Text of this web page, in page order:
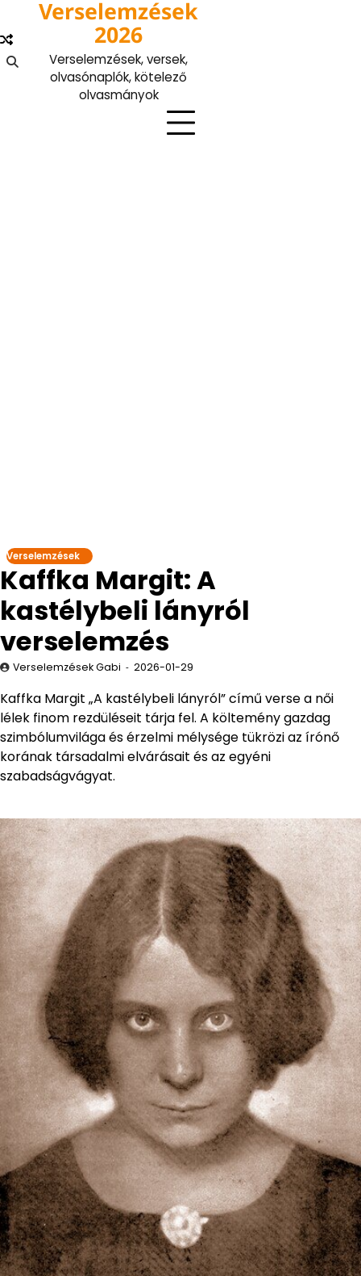
content
Verselemzések
2026
Verselemzések, versek,
olvasónaplók, kötelező
olvasmányok
Verselemzések
Kaffka Margit: A
kastélybeli lányról
verselemzés
Verselemzések Gabi 2026-01-29
Kaffka Margit „A kastélybeli lányról” című verse a női
lélek finom rezdüléseit tárja fel. A költemény gazdag
szimbólumvilága és érzelmi mélysége tükrözi az írónő
korának társadalmi elvárásait és az egyéni
szabadságvágyat.